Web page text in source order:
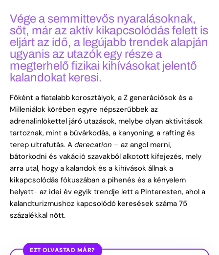
Vége a semmittevős nyaralásoknak,
sőt, már az aktív kikapcsolódás felett is
eljárt az idő, a legújabb trendek alapján
ugyanis az utazók egy része a
megterhelő fizikai kihívásokat jelentő
kalandokat keresi.
Főként a fiatalabb korosztályok, a Z generációsok és a
Milleniálok körében egyre népszerűbbek az
adrenalinlökettel járó utazások, melybe olyan aktivitások
tartoznak, mint a búvárkodás, a kanyoning, a rafting és
terep ultrafutás. A darecation – az angol merni,
bátorkodni és vakáció szavakból alkotott kifejezés, mely
arra utal, hogy a kalandok és a kihívások állnak a
kikapcsolódás fókuszában a pihenés és a kényelem
helyett- az idei év egyik trendje lett a Pinteresten, ahol a
kalandturizmushoz kapcsolódó keresések száma 75
százalékkal nőtt.
EZT OLVASTAD MÁR?